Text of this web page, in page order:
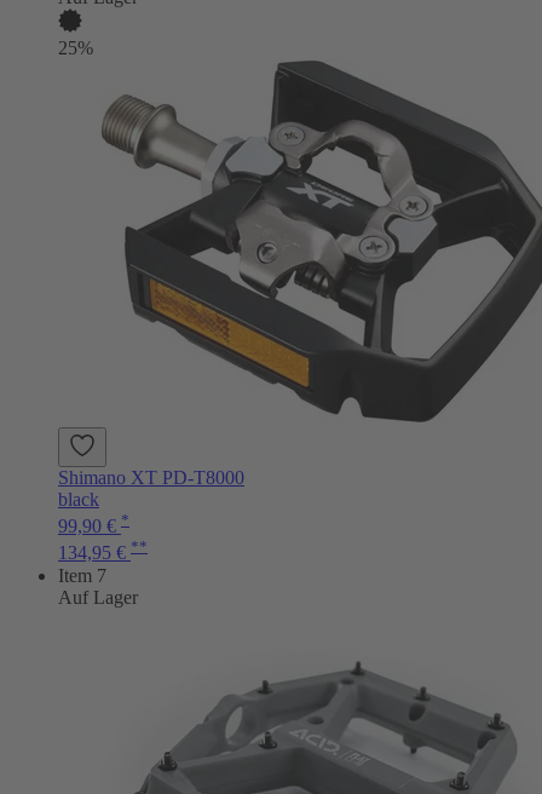
25%
Shimano XT PD-T8000
black
99,90 € *
134,95 € **
Item 7
Auf Lager